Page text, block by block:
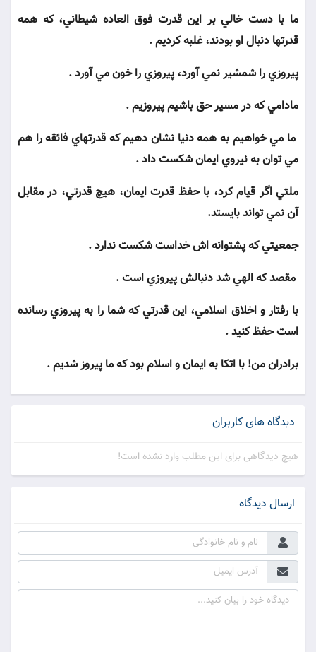
ما با دست خالي بر اين قدرت فوق العاده شيطاني، كه همه
قدرتها دنبال او بودند، غلبه كرديم .
پيروزي را شمشير نمي آورد، پيروزي را خون مي آورد .
مادامي كه در مسير حق باشيم پيروزيم .
ما مي خواهيم به همه دنيا نشان دهيم كه قدرتهاي فائقه را هم
مي توان به نيروي ايمان شكست داد .
ملتي اگر قيام كرد، با حفظ قدرت ايمان، هيچ قدرتي، در مقابل
آن نمي تواند بايستد.
جمعيتي كه پشتوانه اش خداست شكست ندارد .
مقصد كه الهي شد دنبالش پيروزي است .
با رفتار و اخلاق اسلامي، اين قدرتي كه شما را به پيروزي رسانده
است حفظ كنيد .
برادران من! با اتكا به ايمان و اسلام بود كه ما پيروز شديم .
دیدگاه های کاربران
هیچ دیدگاهی برای این مطلب وارد نشده است!
ارسال دیدگاه